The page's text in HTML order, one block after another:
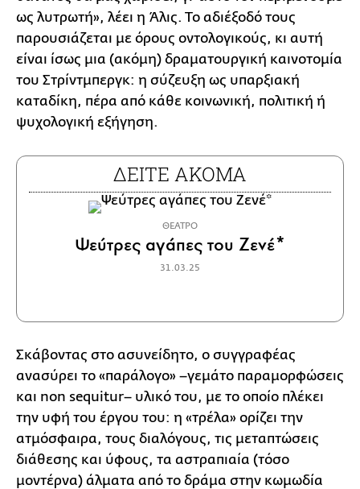
ως λυτρωτή», λέει η Άλις. Το αδιέξοδό τους
παρουσιάζεται με όρους οντολογικούς, κι αυτή
είναι ίσως μια (ακόμη) δραματουργική καινοτομία
του Στρίντμπεργκ: η σύζευξη ως υπαρξιακή
καταδίκη, πέρα από κάθε κοινωνική, πολιτική ή
ψυχολογική εξήγηση.
ΔΕΙΤΕ ΑΚΟΜΑ
ΘΕΑΤΡΟ
Ψεύτρες αγάπες του Ζενέ*
31.03.25
Σκάβοντας στο ασυνείδητο, ο συγγραφέας
ανασύρει το «παράλογο» –γεμάτο παραμορφώσεις
και non sequitur– υλικό του, με το οποίο πλέκει
την υφή του έργου του: η «τρέλα» ορίζει την
ατμόσφαιρα, τους διαλόγους, τις μεταπτώσεις
διάθεσης και ύφους, τα αστραπιαία (τόσο
μοντέρνα) άλματα από το δράμα στην κωμωδία